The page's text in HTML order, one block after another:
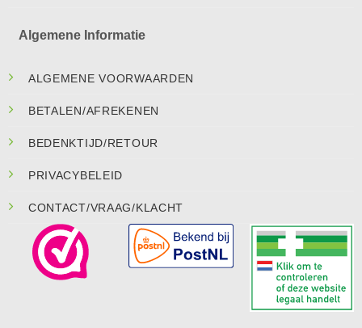
Algemene Informatie
ALGEMENE VOORWAARDEN
BETALEN/AFREKENEN
BEDENKTIJD/RETOUR
PRIVACYBELEID
CONTACT/VRAAG/KLACHT